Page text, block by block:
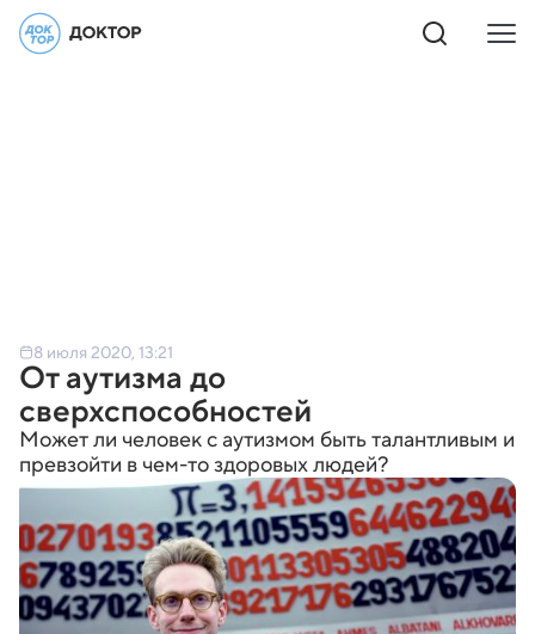
8 июля 2020, 13:21
От аутизма до
сверхспособностей
Может ли человек с аутизмом быть талантливым и
превзойти в чем-то здоровых людей?